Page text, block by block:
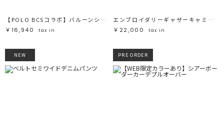
【POLO BCSコラボ】バルーンシャツ
￥16,940
tax in
エンブロイダリーギャザーキャミワンピース
￥22,000
tax in
NEW PRE ORDER